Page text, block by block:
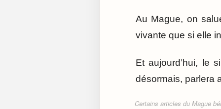
Au Mague, on
vivante que si elle
Et aujourd’hui, le
désormais, parlera
Certains articles du Mague